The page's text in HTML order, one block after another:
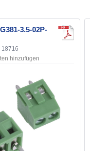
3.5-02P-
18716
hinzufügen